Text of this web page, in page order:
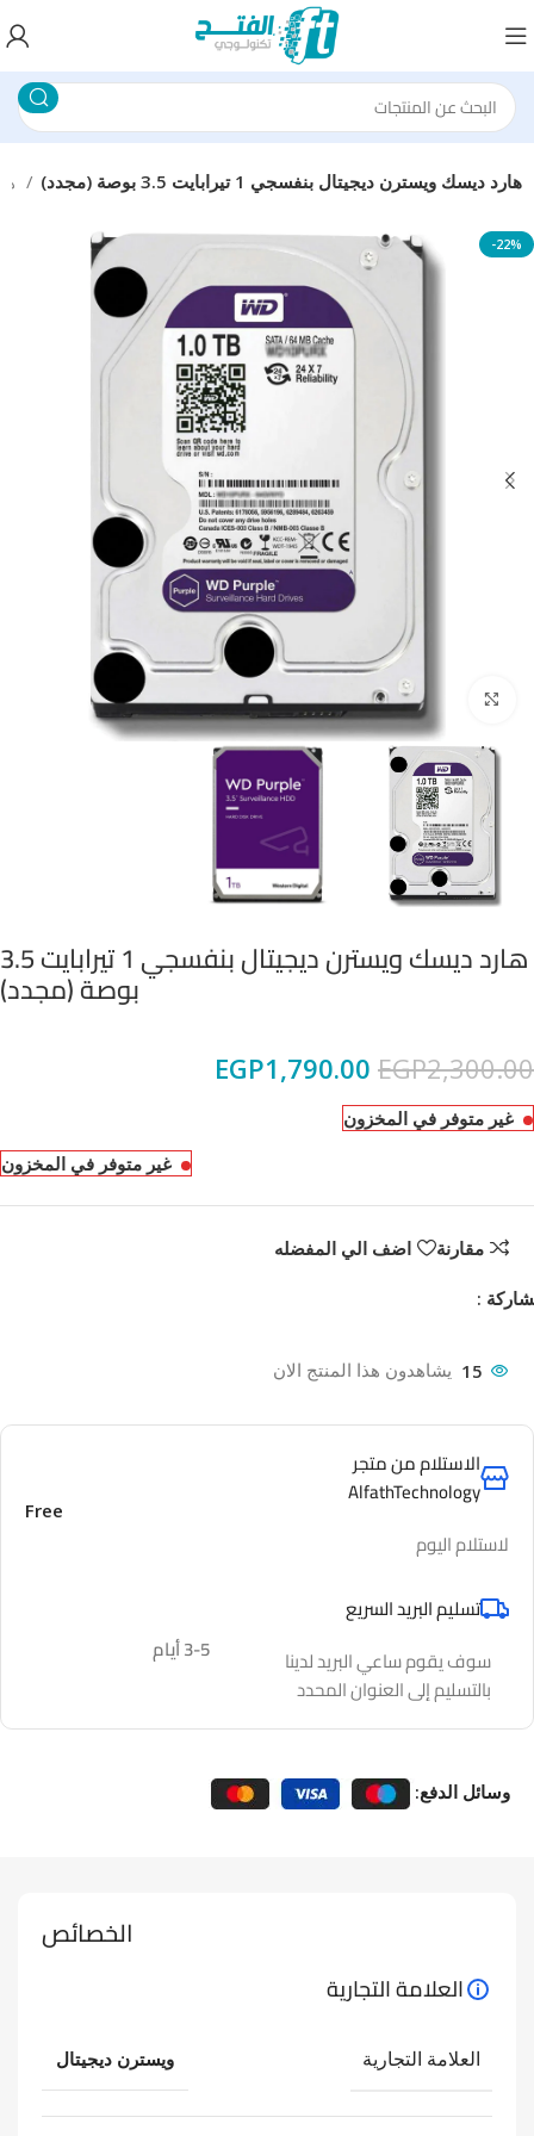
هارد ديسك ويسترن ديجيتال بنفسجي 1 تيرابايت 3.5 بوصة (مجدد)
-22%
Click to enlarge
هارد ديسك ويسترن ديجيتال بنفسجي 1 تيرابايت 3.5
بوصة (مجدد)
EGP2,300.00
EGP1,790.00
غير متوفر في المخزون
غير متوفر في المخزون
مقارنة اضف الي المفضله
:
15 يشاهدون هذا المنتج الان
الاستلام من متجر
AlfathTechnology
لاستلام اليوم
Free
تسليم البريد السريع
سوف يقوم ساعي البريد لدينا
بالتسليم إلى العنوان المحدد
3-5 أيام
وسائل الدفع:
الخصائص
العلامة التجارية
العلامة التجارية ويسترن ديجيتال